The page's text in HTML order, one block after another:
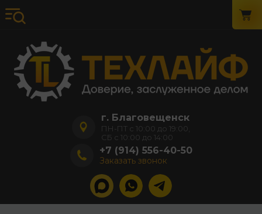
г. Благовещенск
ПН-ПТ с 10:00 до 19:00,
СБ с 10:00 до 14:00
+7 (914) 556-40-50
Заказать звонок